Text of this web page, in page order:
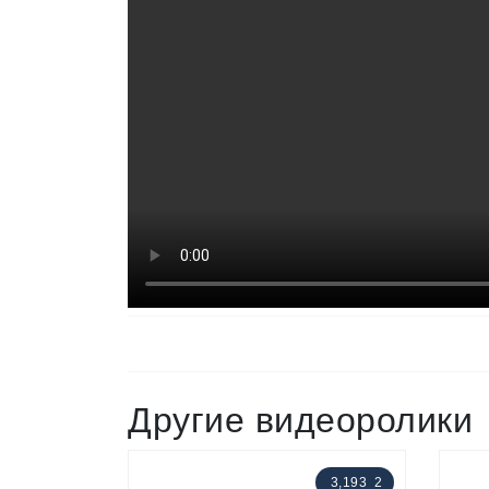
Другие видеоролики
3,193 2